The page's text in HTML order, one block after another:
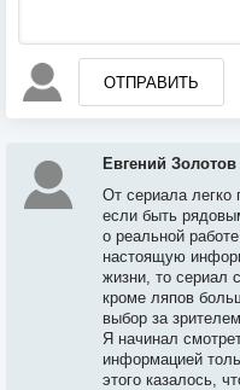
ОТПРАВИТЬ
Евгений Золотов
От сериала легко
если быть
о реальной
настоящую
жизни, то сериал
кроме ляпов
выбор за
Я начинал
информацией
этого казалось,